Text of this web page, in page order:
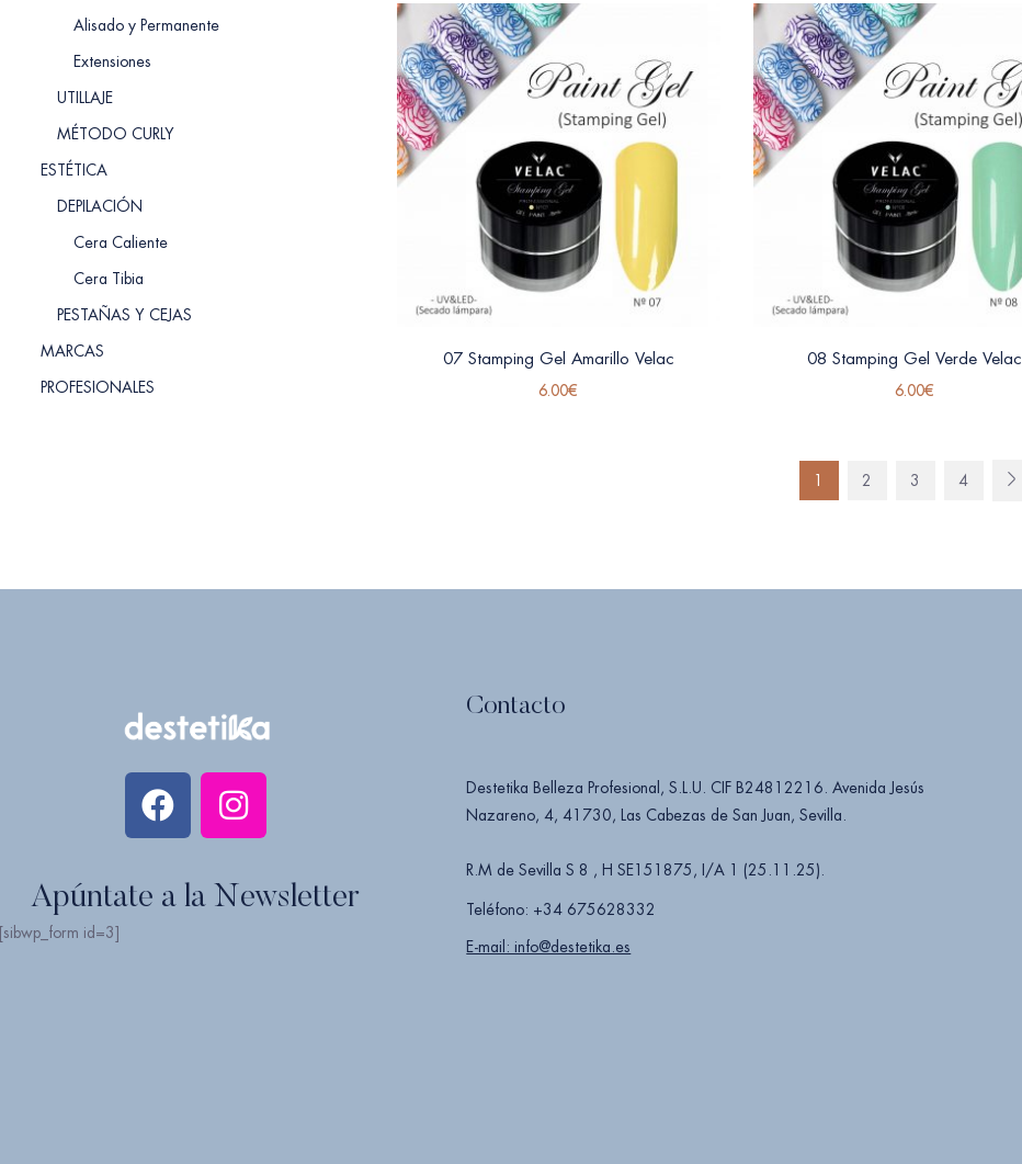
Alisado y Permanente
Extensiones
UTILLAJE
MÉTODO CURLY
ESTÉTICA
DEPILACIÓN
Cera Caliente
Cera Tibia
PESTAÑAS Y CEJAS
MARCAS
PROFESIONALES
07 Stamping Gel Amarillo Velac
6.00€
08 Stamping Gel Verde Velac
6.00€
1 2 3 4
Apúntate a la Newsletter
id=3]
Contacto
Destetika Belleza Profesional, S.L.U. CIF B24812216. Avenida Jesús
Nazareno, 4, 41730, Las Cabezas de San Juan, Sevilla.
R.M de Sevilla S 8 , H SE151875, I/A 1 (25.11.25).
Teléfono: +34 675628332
E-mail: info@destetika.es